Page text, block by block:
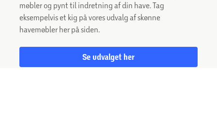
indrette dit eget lille paradis. På føtex.dk har vi
et stort udvalg af møbler og pynt til indretning
af din have. Tag eksempelvis et kig på vores
Se udvalget her